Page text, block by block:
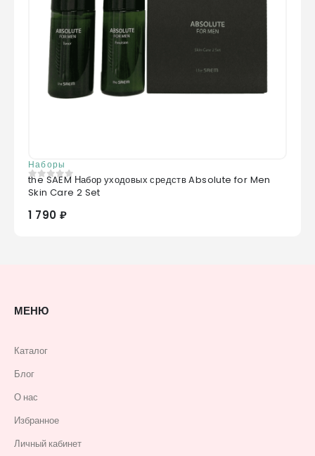
Наборы
0 из 5
the SAEM Набор уходовых средств Absolute for Men
Skin Care 2 Set
1 790 ₽
МЕНЮ
Каталог
Блог
О нас
Избранное
Личный кабинет